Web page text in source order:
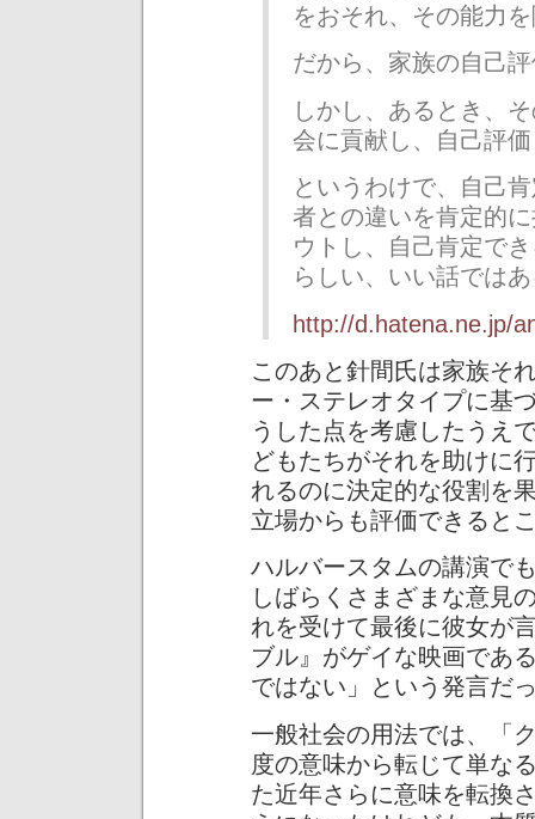
をおそれ、その能力
だから、家族の自己
しかし、あるとき、
会に貢献し、自己評
というわけで、自己
者との違いを肯定的
ウトし、自己肯定で
らしい、いい話では
http://d.hatena.ne.jp/
このあと針間氏は家族そ
ー・ステレオタイプに基
うした点を考慮したうえ
どもたちがそれを助けに
れるのに決定的な役割を
立場からも評価できると
ハルバースタムの講演で
しばらくさまざまな意見
れを受けて最後に彼女が
ブル』がゲイな映画であ
ではない」という発言だ
一般社会の用法では、「
度の意味から転じて単な
た近年さらに意味を転換